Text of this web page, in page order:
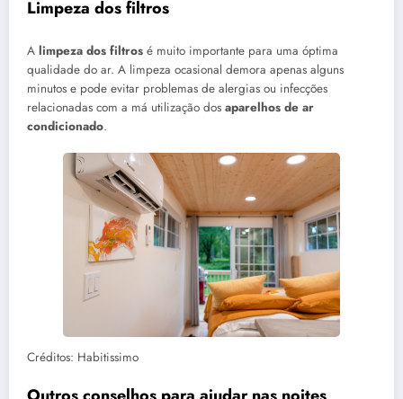
Limpeza dos filtros
A limpeza dos filtros é muito importante para uma óptima
qualidade do ar. A limpeza ocasional demora apenas alguns
minutos e pode evitar problemas de alergias ou infecções
relacionadas com a má utilização dos aparelhos de ar
condicionado.
Créditos: Habitissimo